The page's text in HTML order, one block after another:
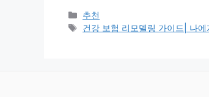
Categories
추천
Tags
건강 보험 리모델링 가이드| 나